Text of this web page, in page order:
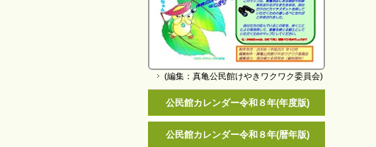
(編集：真亀公民館けやきワクワク委員会)
公民館カレンダー令和８年(年度版)
公民館カレンダー令和８年(暦年版)